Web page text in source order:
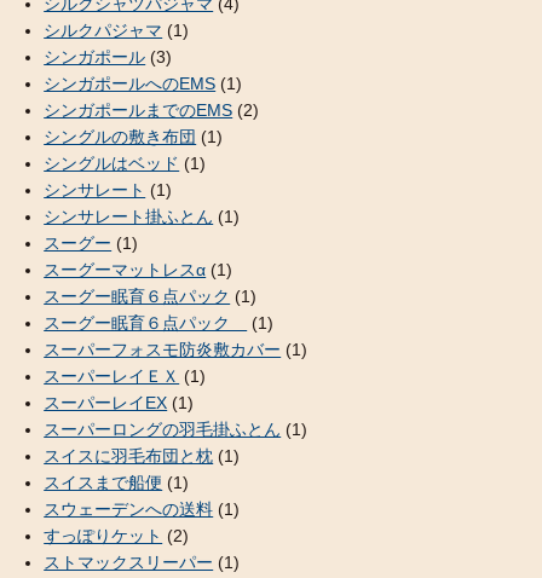
シルクパジャマ (1)
シンガポール (3)
シンガポールへのEMS (1)
シンガポールまでのEMS (2)
シングルの敷き布団 (1)
シングルはベッド (1)
シンサレート (1)
シンサレート掛ふとん (1)
スーグー (1)
スーグーマットレスα (1)
スーグー眠育６点パック (1)
スーグー眠育６点パック
(1)
スーパーフォスモ防炎敷カバー (1)
スーパーレイＥＸ (1)
スーパーレイEX (1)
スーパーロングの羽毛掛ふとん (1)
スイスに羽毛布団と枕 (1)
スイスまで船便 (1)
スウェーデンへの送料 (1)
すっぽりケット (2)
ストマックスリーパー (1)